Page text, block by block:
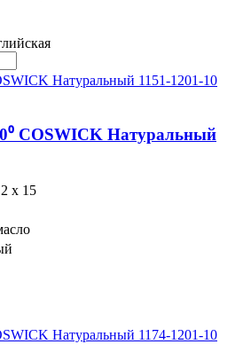
Натуральный 1151-1201-10
COSWICK Натуральный
x 15
Натуральный 1174-1201-10